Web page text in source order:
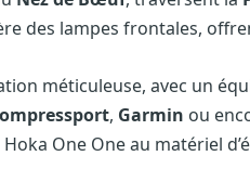
des lampes frontales,
méticuleuse, avec un
, Garmin ou
One One au matériel